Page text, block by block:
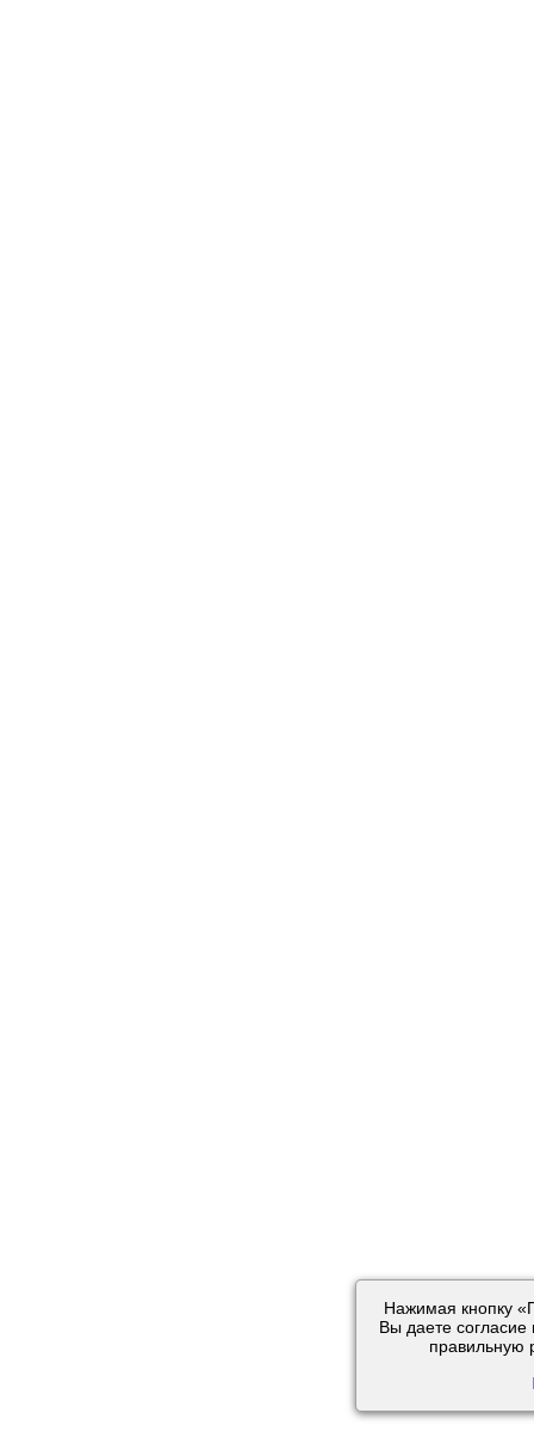
Нажимая кнопку
Вы даете
правильную